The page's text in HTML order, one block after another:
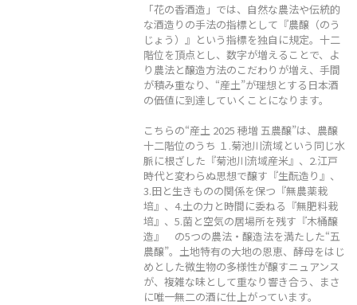
「花の香酒造」では、自然な農法や伝統的
な酒造りの手法の指標として『農醸（のう
じょう）』という指標を独自に規定。十二
階位を頂点とし、数字が増えることで、よ
り農法と醸造方法のこだわりが増え、手間
が積み重なり、“産土”が理想とする日本酒
の価値に到達していくことになります。
こちらの“産土 2025 穂増 五農醸”は、農醸
十二階位のうち １.菊池川流域という同じ水
脈に根ざした『菊池川流域産米』、2.江戸
時代と変わらぬ思想で醸す『生酛造り』、
3.田と生きものの関係を保つ『無農薬栽
培』、4.土の力と時間に委ねる『無肥料栽
培』、5.菌と空気の居場所を残す『木桶醸
造』 の5つの農法・醸造法を満たした“五
農醸”。土地特有の大地の恩恵、酵母をはじ
めとした微生物の多様性が醸すニュアンス
が、複雑な味として重なり響き合う、まさ
に唯一無二の酒に仕上がっています。